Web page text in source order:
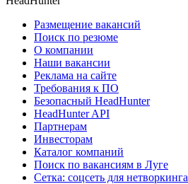
Размещение вакансий
Поиск по резюме
О компании
Наши вакансии
Реклама на сайте
Требования к ПО
Безопасный HeadHunter
HeadHunter API
Партнерам
Инвесторам
Каталог компаний
Поиск по вакансиям в Луге
Сетка: соцсеть для нетворкинга